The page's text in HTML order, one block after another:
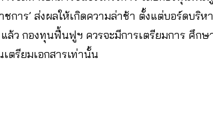
ชการ’ ส่งผลให้เกิดความล่าช้า ตั้งแต่บอร์ดบ
ล้ว กองทุนฟื้นฟูฯ ควรจะมีการเตรียมการ ศึกษ
ตรียมเอกสารเท่านั้น